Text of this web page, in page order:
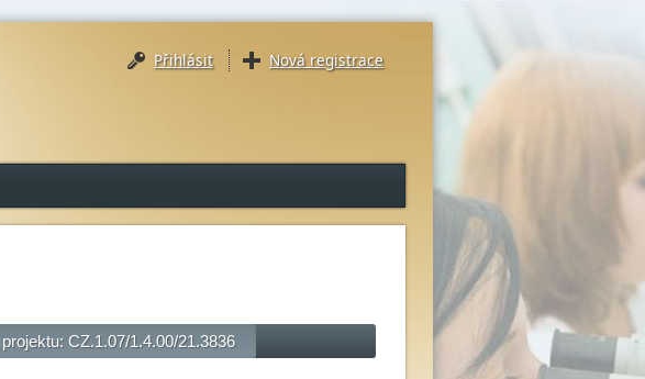
Přihlásit Nová registrace
CZ.1.07/1.4.00/21.3836